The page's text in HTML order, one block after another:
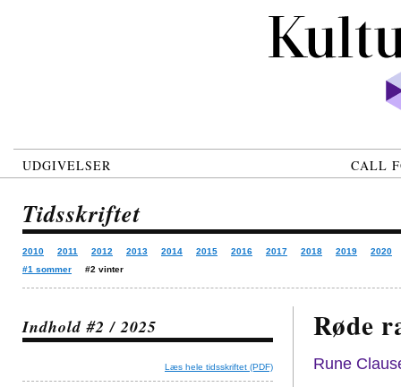
UDGIVELSER CALL
Tidsskriftet
2010 2011 2012 2013 2014 2015 2016 2017 2018 2019
2020
#1 sommer
#2 vinter
Indhold #2 / 2025
Læs hele tidsskriftet (PDF)
Røde
Rune